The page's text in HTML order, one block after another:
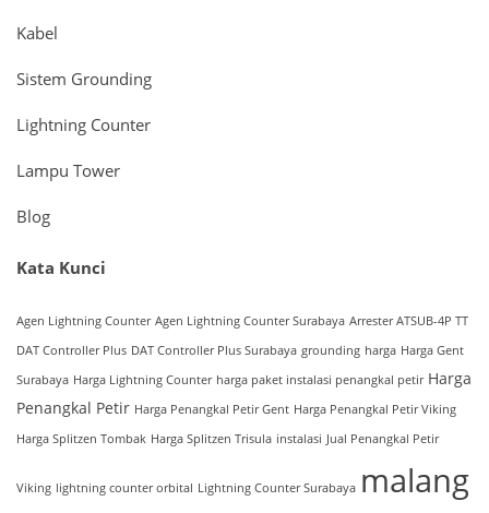
Kabel
Sistem Grounding
Lightning Counter
Lampu Tower
Blog
Kata Kunci
Agen Lightning Counter Agen Lightning Counter Surabaya Arrester ATSUB-4P TT
DAT Controller Plus DAT Controller Plus Surabaya grounding harga Harga Gent
Surabaya Harga Lightning Counter harga paket instalasi penangkal petir Harga
Penangkal Petir Harga Penangkal Petir Gent Harga Penangkal Petir Viking
Harga Splitzen Tombak Harga Splitzen Trisula instalasi Jual Penangkal Petir
Viking lightning counter orbital Lightning Counter Surabaya malang